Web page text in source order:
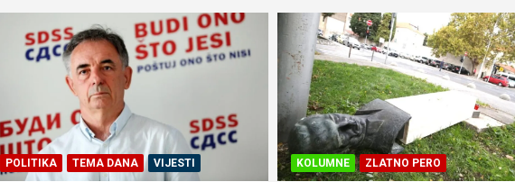
POLITIKA TEMA DANA VIJESTI KOLUMNE ZLATNO PERO